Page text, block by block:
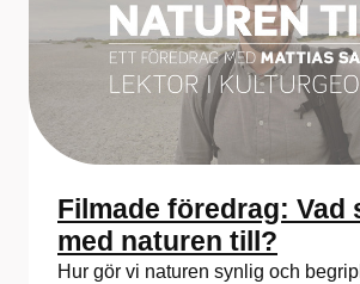
Filmade föredrag: Vad
med naturen till?
Hur gör vi naturen synlig och